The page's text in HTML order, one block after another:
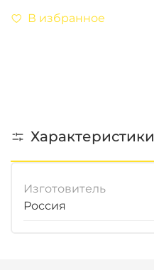
В избранное
Характеристики
Изготовитель
Россия